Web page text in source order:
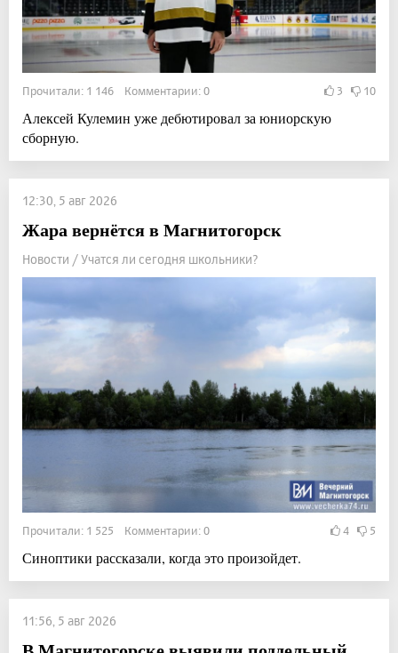
Прочитали: 1 146 Комментарии: 0 3 10
Алексей Кулемин уже дебютировал за юниорскую
сборную.
12:30, 5 авг 2026
Жара вернётся в Магнитогорск
Новости / Учатся ли сегодня школьники?
Прочитали: 1 525 Комментарии: 0 4 5
Синоптики рассказали, когда это произойдет.
11:56, 5 авг 2026